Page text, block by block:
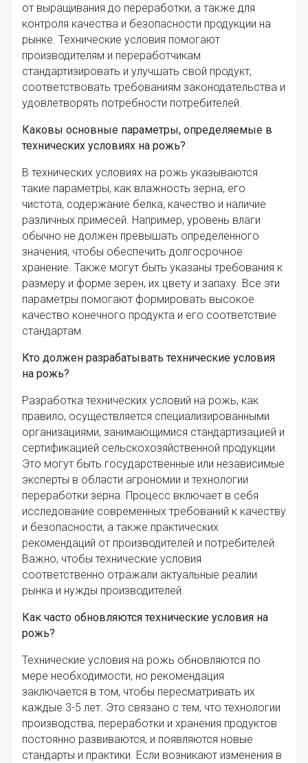
от выращивания до переработки, а также для
контроля качества и безопасности продукции на
рынке. Технические условия помогают
производителям и переработчикам
стандартизировать и улучшать свой продукт,
соответствовать требованиям законодательства и
удовлетворять потребности потребителей.
Каковы основные параметры, определяемые в
технических условиях на рожь?
В технических условиях на рожь указываются
такие параметры, как влажность зерна, его
чистота, содержание белка, качество и наличие
различных примесей. Например, уровень влаги
обычно не должен превышать определенного
значения, чтобы обеспечить долгосрочное
хранение. Также могут быть указаны требования к
размеру и форме зерен, их цвету и запаху. Все эти
параметры помогают формировать высокое
качество конечного продукта и его соответствие
стандартам.
Кто должен разрабатывать технические условия
на рожь?
Разработка технических условий на рожь, как
правило, осуществляется специализированными
организациями, занимающимися стандартизацией и
сертификацией сельскохозяйственной продукции.
Это могут быть государственные или независимые
эксперты в области агрономии и технологии
переработки зерна. Процесс включает в себя
исследование современных требований к качеству
и безопасности, а также практических
рекомендаций от производителей и потребителей.
Важно, чтобы технические условия
соответственно отражали актуальные реалии
рынка и нужды производителей.
Как часто обновляются технические условия на
рожь?
Технические условия на рожь обновляются по
мере необходимости, но рекомендация
заключается в том, чтобы пересматривать их
каждые 3-5 лет. Это связано с тем, что технологии
производства, переработки и хранения продуктов
постоянно развиваются, и появляются новые
стандарты и практики. Если возникают изменения в